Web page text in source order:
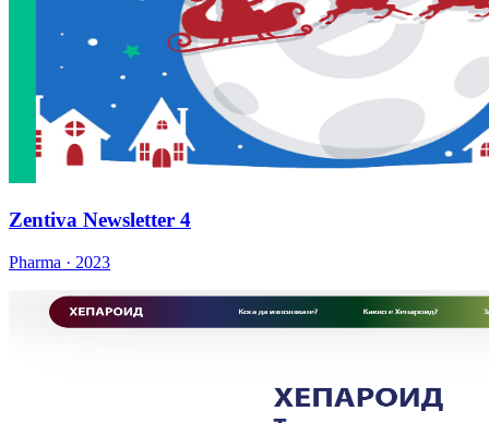
Zentiva Newsletter 4
Pharma · 2023